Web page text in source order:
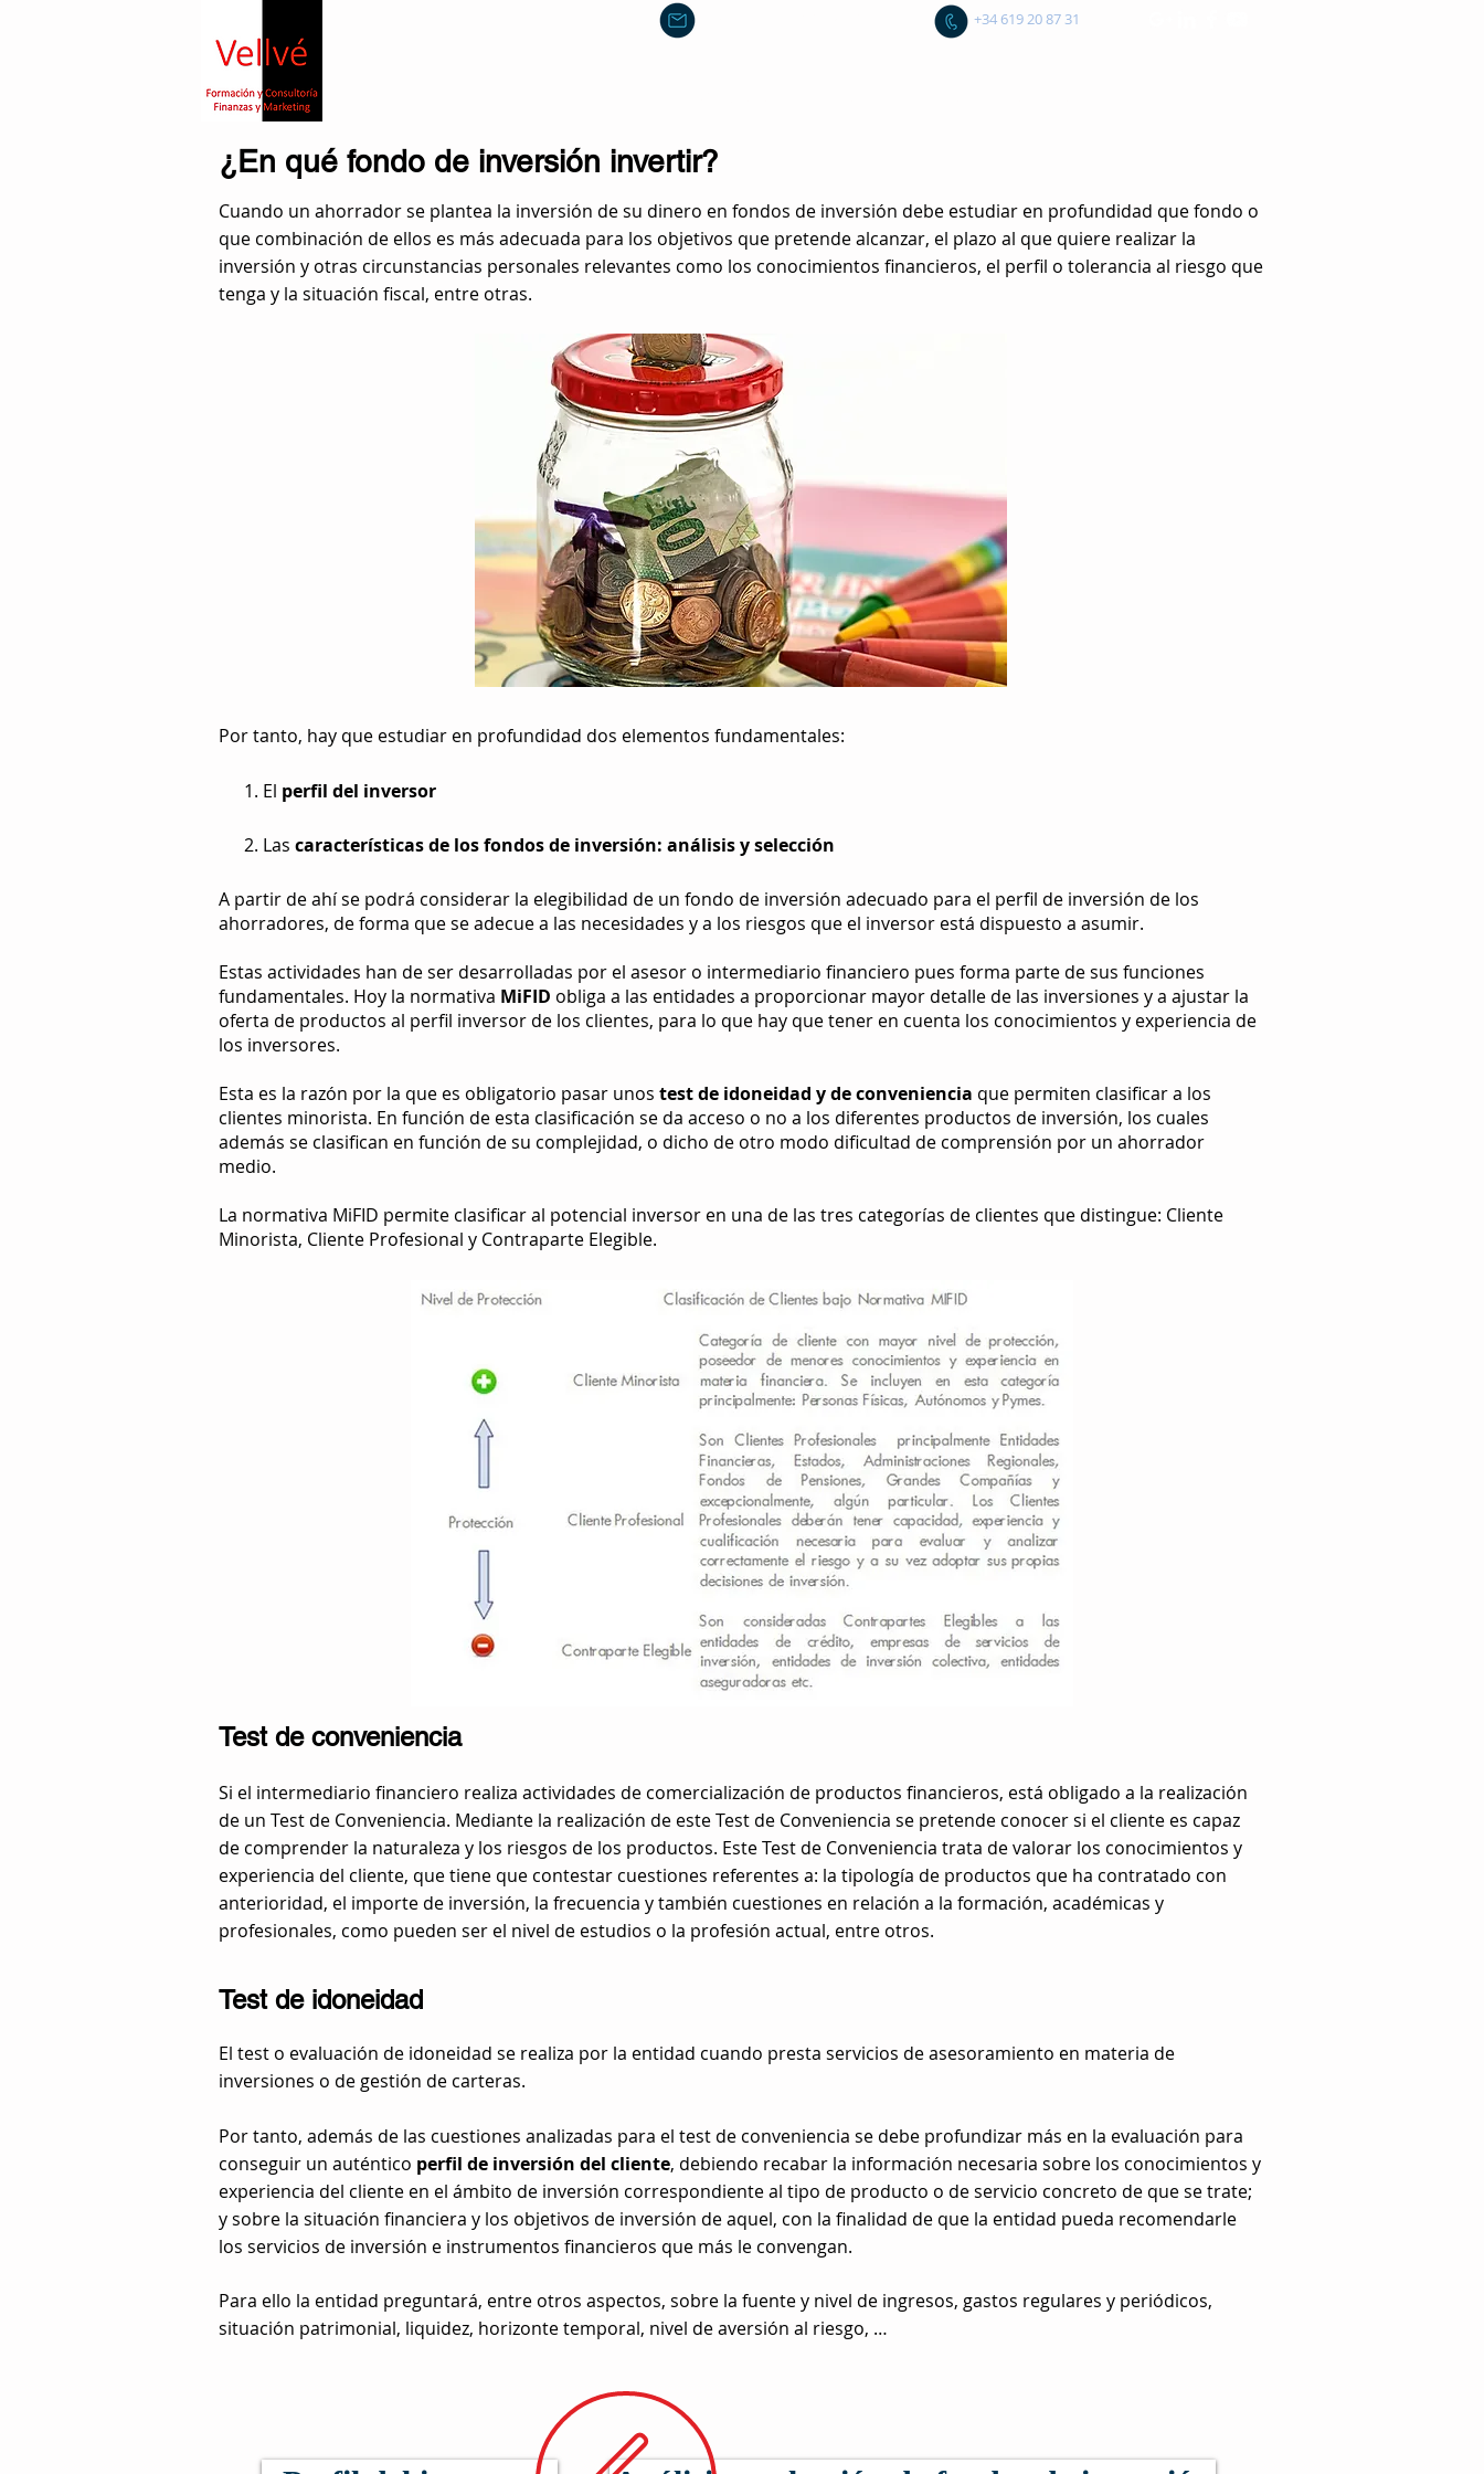
+34 619 20 87 31
¿En qué fondo de inversión invertir?
Cuando un ahorrador se plantea la inversión de su dinero en fondos de inversión debe estudiar en profundidad que fondo o
que combinación de ellos es más adecuada para los objetivos que pretende alcanzar, el plazo al que quiere realizar la
inversión y otras circunstancias personales relevantes como los conocimientos financieros, el perfil o tolerancia al riesgo que
tenga y la situación fiscal, entre otras.
Por tanto, hay que estudiar en profundidad dos elementos fundamentales:
El perfil del inversor
Las características de los fondos de inversión: análisis y selección
A partir de ahí se podrá considerar la elegibilidad de un fondo de inversión adecuado para el perfil de inversión de los
ahorradores, de forma que se adecue a las necesidades y a los riesgos que el inversor está dispuesto a asumir.
Estas actividades han de ser desarrolladas por el asesor o intermediario financiero pues forma parte de sus funciones
fundamentales. Hoy la normativa MiFID obliga a las entidades a proporcionar mayor detalle de las inversiones y a ajustar la
oferta de productos al perfil inversor de los clientes, para lo que hay que tener en cuenta los conocimientos y experiencia de
los inversores.​
Esta es la razón por la que es obligatorio pasar unos test de idoneidad y de conveniencia que permiten clasificar a los
clientes minorista. En función de esta clasificación se da acceso o no a los diferentes productos de inversión, los cuales
además se clasifican en función de su complejidad, o dicho de otro modo dificultad de comprensión por un ahorrador
medio.
La normativa MiFID permite clasificar al potencial inversor en una de las tres categorías de clientes que distingue: Cliente
Minorista, Cliente Profesional y Contraparte Elegible.
Test de conveniencia
Si el intermediario financiero realiza actividades de comercialización de productos financieros, está obligado a la realización
de un Test de Conveniencia. Mediante la realización de este Test de Conveniencia se pretende conocer si el cliente es capaz
de comprender la naturaleza y los riesgos de los productos. Este Test de Conveniencia trata de valorar los conocimientos y
experiencia del cliente, que tiene que contestar cuestiones referentes a: la tipología de productos que ha contratado con
anterioridad, el importe de inversión, la frecuencia y también cuestiones en relación a la formación, académicas y
profesionales, como pueden ser el nivel de estudios o la profesión actual, entre otros.
Test de idoneidad
El test o evaluación de idoneidad se realiza por la entidad cuando presta servicios de asesoramiento en materia de
inversiones o de gestión de carteras.
Por tanto, además de las cuestiones analizadas para el test de conveniencia se debe profundizar más en la evaluación para
conseguir un auténtico perfil de inversión del cliente, debiendo recabar la información necesaria sobre los conocimientos y
experiencia del cliente en el ámbito de inversión correspondiente al tipo de producto o de servicio concreto de que se trate;
y sobre la situación financiera y los objetivos de inversión de aquel, con la finalidad de que la entidad pueda recomendarle
los servicios de inversión e instrumentos financieros que más le convengan.
Para ello la entidad preguntará, entre otros aspectos, sobre la fuente y nivel de ingresos, gastos regulares y periódicos,
situación patrimonial, liquidez, horizonte temporal, nivel de aversión al riesgo, …